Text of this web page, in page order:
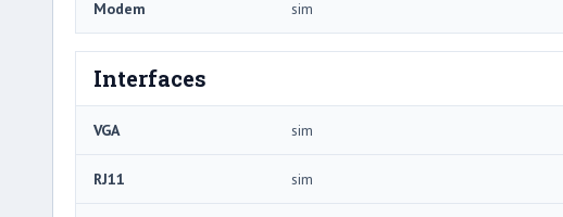
Modem sim
Interfaces
VGA sim
RJ11 sim